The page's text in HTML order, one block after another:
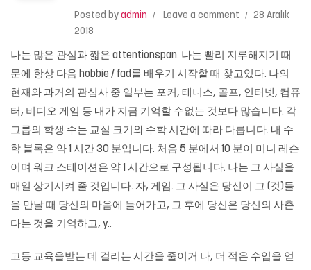
Posted by admin Leave a comment
28 Aralık
2018
나는 많은 관심과 짧은 attentionspan. 나는 빨리 지루해지기 때
문에 항상 다음 hobbie / fad를 배우기 시작할 때 찾고있다. 나의
현재와 과거의 관심사 중 일부는 포커, 테니스, 골프, 인터넷, 컴퓨
터, 비디오 게임 등 내가 지금 기억할 수없는 것보다 많습니다. 각
그룹의 학생 수는 교실 크기와 수학 시간에 따라 다릅니다. 내 수
학 블록은 약 1 시간 30 분입니다. 처음 5 분에서 10 분이 미니 레슨
이며 워크 스테이션은 약 1 시간으로 구성됩니다. 나는 그 사실을
매일 상기시켜 줄 것입니다. 자, 게임. 그 사실은 당신이 그 (것)들
을 만날 때 당신의 마음에 들어가고, 그 후에 당신은 당신의 사촌
다는 것을 기억하고, y..
고등 교육을받는 데 걸리는 시간을 줄이거 나, 더 적은 수입을 얻